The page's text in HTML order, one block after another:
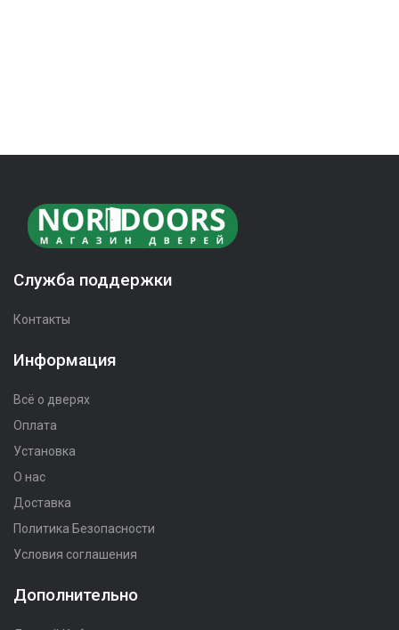
Служба поддержки
Контакты
Информация
Всё о дверях
Оплата
Установка
О нас
Доставка
Политика Безопасности
Условия соглашения
Дополнительно